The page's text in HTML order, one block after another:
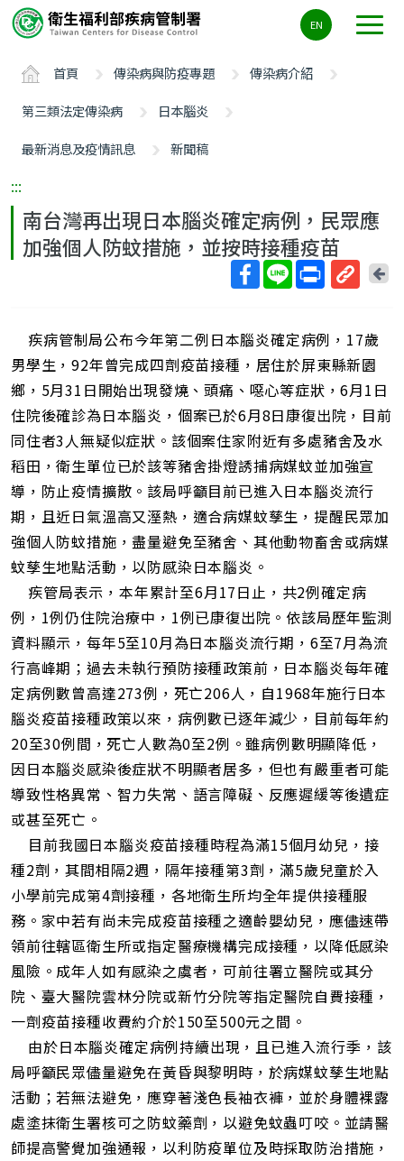
要
ALT+C
EN
首頁 傳染病與防疫專題
傳染病介紹
第三類法定傳染病
日本腦炎
最新消息及疫情訊息
新聞稿
:::
南台灣再出現日本腦炎確定病例，民眾應
加強個人防蚊措施，並按時接種疫苗
短
網
址
回
疾病管制局公布今年第二例日本腦炎確定病例，17歲
男學生，92年曾完成四劑疫苗接種，居住於屏東縣新園
鄉，5月31日開始出現發燒、頭痛、噁心等症狀，6月1日
住院後確診為日本腦炎，個案已於6月8日康復出院，目前
同住者3人無疑似症狀。該個案住家附近有多處豬舍及水
稻田，衛生單位已於該等豬舍掛燈誘捕病媒蚊並加強宣
導，防止疫情擴散。該局呼籲目前已進入日本腦炎流行
期，且近日氣溫高又溼熱，適合病媒蚊孳生，提醒民眾加
強個人防蚊措施，盡量避免至豬舍、其他動物畜舍或病媒
蚊孳生地點活動，以防感染日本腦炎。
疾管局表示，本年累計至6月17日止，共2例確定病
例，1例仍住院治療中，1例已康復出院。依該局歷年監測
資料顯示，每年5至10月為日本腦炎流行期，6至7月為流
行高峰期；過去未執行預防接種政策前，日本腦炎每年確
定病例數曾高達273例，死亡206人，自1968年施行日本
腦炎疫苗接種政策以來，病例數已逐年減少，目前每年約
20至30例間，死亡人數為0至2例。雖病例數明顯降低，
因日本腦炎感染後症狀不明顯者居多，但也有嚴重者可能
導致性格異常、智力失常、語言障礙、反應遲緩等後遺症
或甚至死亡。
目前我國日本腦炎疫苗接種時程為滿15個月幼兒，接
種2劑，其間相隔2週，隔年接種第3劑，滿5歲兒童於入
小學前完成第4劑接種，各地衛生所均全年提供接種服
務。家中若有尚未完成疫苗接種之適齡嬰幼兒，應儘速帶
領前往轄區衛生所或指定醫療機構完成接種，以降低感染
風險。成年人如有感染之虞者，可前往署立醫院或其分
院、臺大醫院雲林分院或新竹分院等指定醫院自費接種，
一劑疫苗接種收費約介於150至500元之間。
由於日本腦炎確定病例持續出現，且已進入流行季，該
局呼籲民眾儘量避免在黃昏與黎明時，於病媒蚊孳生地點
活動；若無法避免，應穿著淺色長袖衣褲，並於身體裸露
處塗抹衛生署核可之防蚊藥劑，以避免蚊蟲叮咬。並請醫
師提高警覺加強通報，以利防疫單位及時採取防治措施，